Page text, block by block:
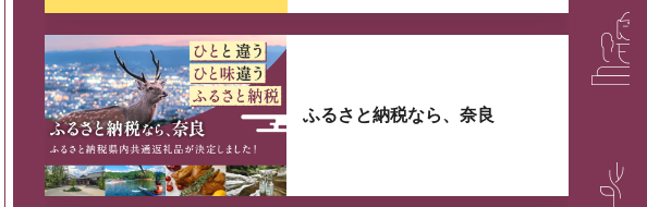
ふるさと納税なら、奈良